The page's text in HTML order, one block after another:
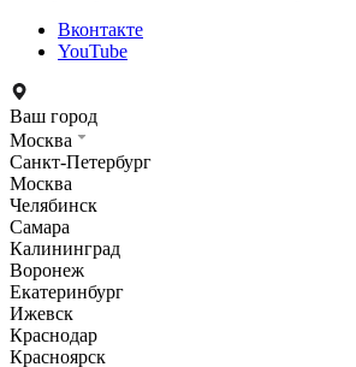
Вконтакте
YouTube
Ваш город
Москва
Санкт-Петербург
Москва
Челябинск
Самара
Калининград
Воронеж
Екатеринбург
Ижевск
Краснодар
Красноярск